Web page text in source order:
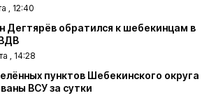
, 12:40
Дегтярёв обратился к шебекинцам в
, 14:28
пунктов Шебекинского округа
ВСУ за сутки